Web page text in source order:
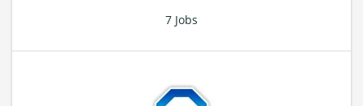
7 Jobs